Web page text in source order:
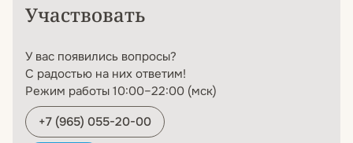
Участвовать
У вас появились вопросы?
С радостью на них ответим!
Режим работы 10:00–22:00 (мск)
+7 (965) 055-20-00